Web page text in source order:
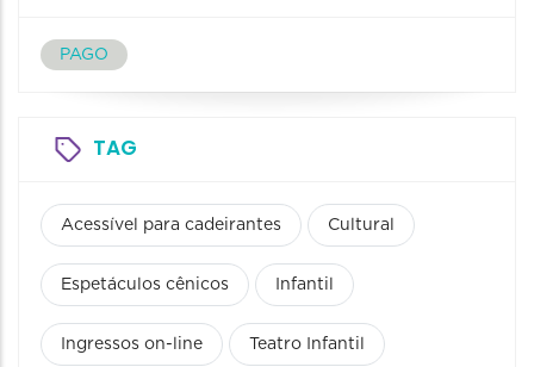
PAGO
TAG
Acessível para cadeirantes Cultural
Espetáculos cênicos Infantil
Ingressos on-line Teatro Infantil